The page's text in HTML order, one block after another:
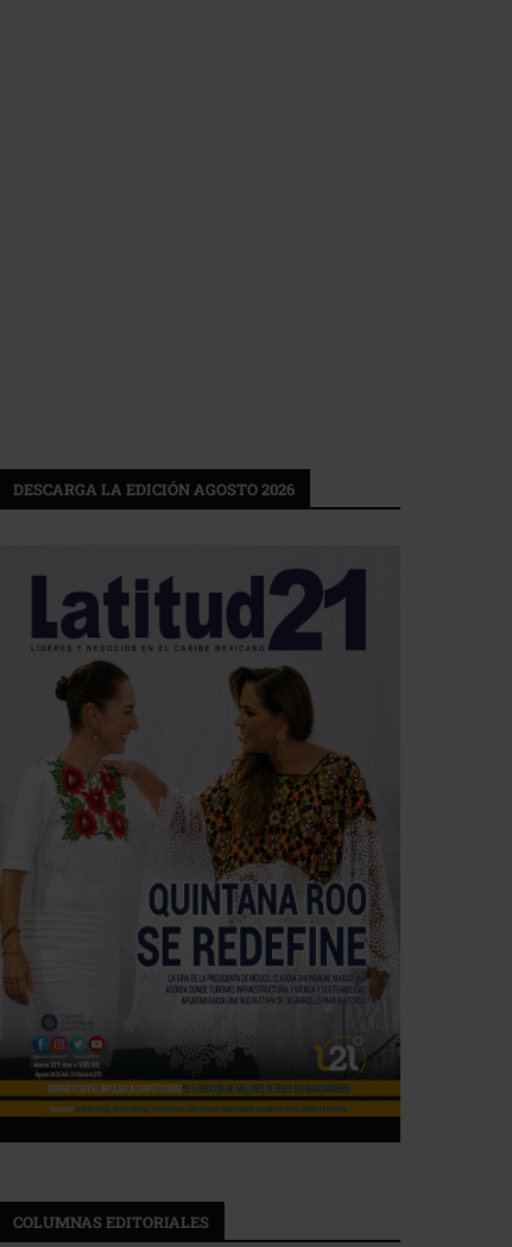
DESCARGA LA EDICIÓN AGOSTO 2026
COLUMNAS EDITORIALES